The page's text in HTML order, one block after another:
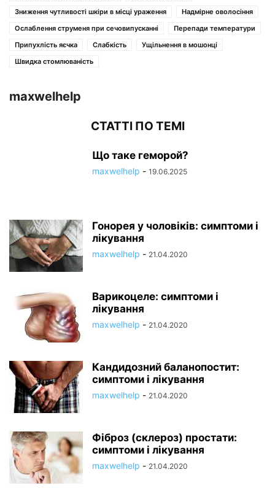
Зниження чутливості шкіри в місці ураження
Надмірне оволосіння
Ослаблення струменя при сечовипусканні
Перепади температури
Припухлість яєчка
Слабкість
Ущільнення в мошонці
Швидка стомлюваність
maxwelhelp
СТАТТІ ПО ТЕМІ
Що таке геморой?
maxwelhelp - 19.06.2025
Гонорея у чоловіків: симптоми і
лікування
maxwelhelp - 21.04.2020
Варикоцеле: симптоми і
лікування
maxwelhelp - 21.04.2020
Кандидозний баланопостит:
симптоми і лікування
maxwelhelp - 21.04.2020
Фіброз (склероз) простати:
симптоми і лікування
maxwelhelp - 21.04.2020